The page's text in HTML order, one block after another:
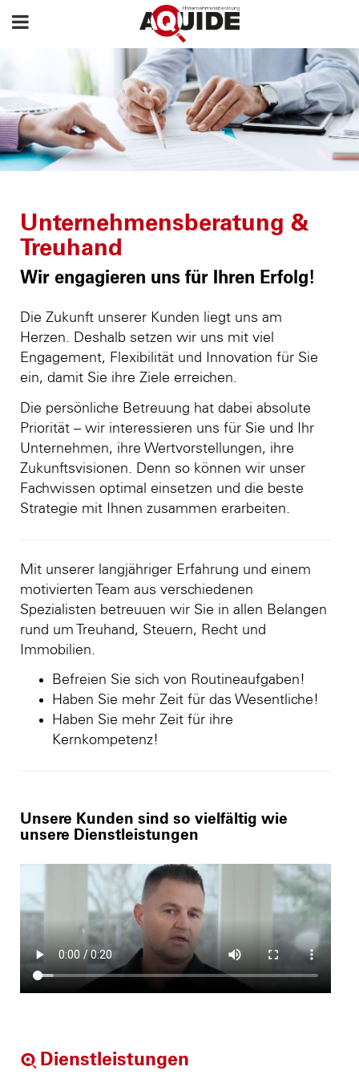
Unternehmensberatung &
Treuhand
Wir engagieren uns für Ihren Erfolg!
Die Zukunft unserer Kunden liegt uns am
Herzen. Deshalb setzen wir uns mit viel
Engagement, Flexibilität und Innovation für Sie
ein, damit Sie ihre Ziele erreichen.
Die persönliche Betreuung hat dabei absolute
Priorität – wir interessieren uns für Sie und Ihr
Unternehmen, ihre Wertvorstellungen, ihre
Zukunftsvisionen. Denn so können wir unser
Fachwissen optimal einsetzen und die beste
Strategie mit Ihnen zusammen erarbeiten.
Mit unserer langjähriger Erfahrung und einem
motivierten Team aus verschiedenen
Spezialisten betreuuen wir Sie in allen Belangen
rund um Treuhand, Steuern, Recht und
Immobilien.
Befreien Sie sich von Routineaufgaben!
Haben Sie mehr Zeit für das Wesentliche!
Haben Sie mehr Zeit für ihre
Kernkompetenz!
Unsere Kunden sind so vielfältig wie
unsere Dienstleistungen
Dienstleistungen